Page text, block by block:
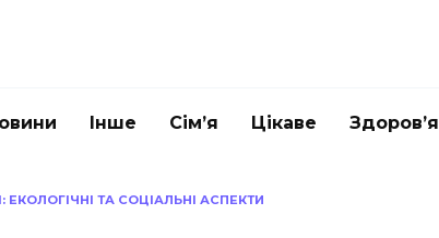
Інше Сім’я Цікаве Здоров’я
ЕКОЛОГІЧНІ ТА СОЦІАЛЬНІ АСПЕКТИ